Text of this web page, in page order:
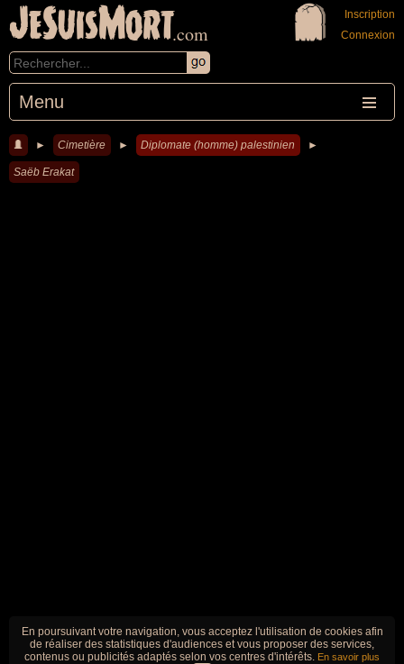
JeSuisMort.com
Menu
Inscription
Connexion
► Cimetière ► Diplomate (homme) palestinien ►
Saëb Erakat
En poursuivant votre navigation, vous acceptez l'utilisation de cookies afin
de réaliser des statistiques d'audiences et vous proposer des services,
contenus ou publicités adaptés selon vos centres d'intérêts. En savoir plus